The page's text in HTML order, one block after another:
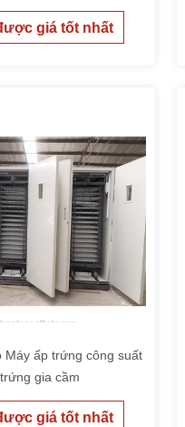
giá tốt nhất
Máy ấp trứng công suất
gia cầm
giá tốt nhất